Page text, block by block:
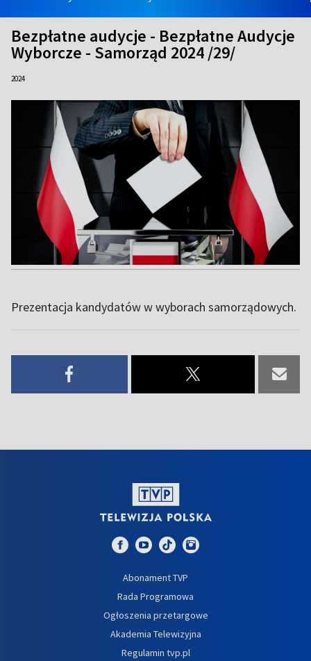
Bezpłatne audycje - Bezpłatne Audycje
Wyborcze - Samorząd 2024 /29/
2024
Prezentacja kandydatów w wyborach samorządowych.
Abonament TVP
Rada Programowa
Ogłoszenia przetargowe
Akademia Telewizyjna
Regulamin tvp.pl